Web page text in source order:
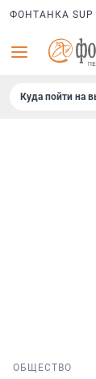
ФОНТАНКА SUP
Куда пойти на
ОБЩЕСТВО